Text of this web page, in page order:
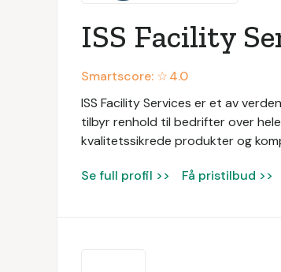
ISS Facility
Smartscore: ☆4.0
ISS Facility Services er et av
tilbyr renhold til bedrifter over
kvalitetssikrede produkter og
Se full profil >> Få pristilbud >>